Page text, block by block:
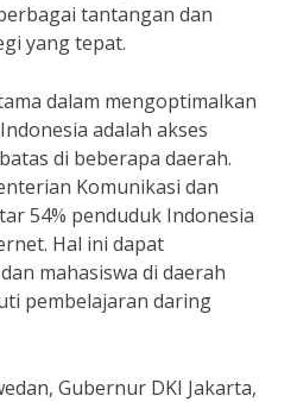
tantangan dan
yang tepat.
dalam mengoptimalkan
adalah akses
di beberapa daerah.
Komunikasi dan
54% penduduk Indonesia
Hal ini dapat
mahasiswa di daerah
pembelajaran daring
Gubernur DKI Jakarta,